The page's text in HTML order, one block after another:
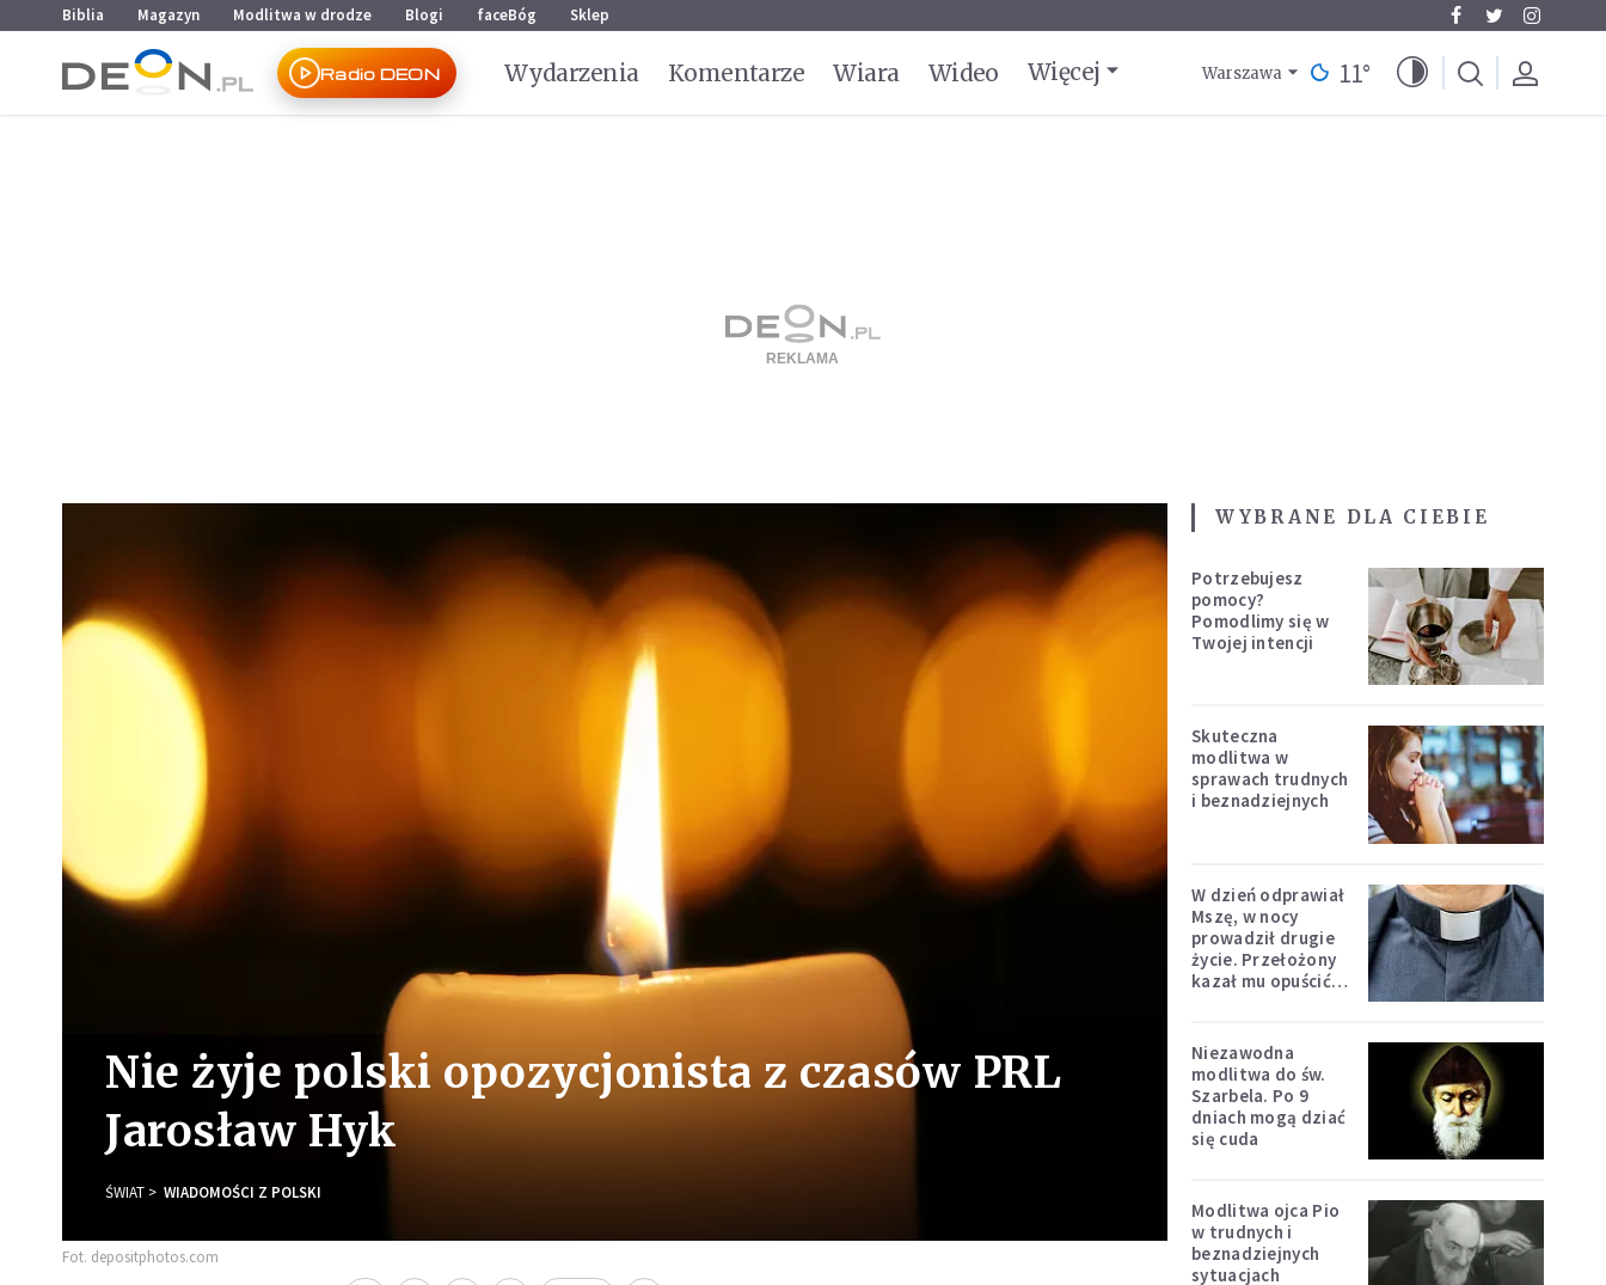
Przejdź do menu głównego
Przejdź do treści
Biblia Magazyn Modlitwa w drodze Blogi faceBóg Sklep
Radio DEON Wydarzenia Komentarze Wiara Wideo Więcej Warszawa 11°
Nie żyje polski opozycjonista z czasów PRL
Jarosław Hyk
ŚWIAT WIADOMOŚCI Z POLSKI
Fot. depositphotos.com
WYBRANE DLA CIEBIE
Potrzebujesz
pomocy?
Pomodlimy się w
Twojej intencji
Skuteczna
modlitwa w
sprawach trudnych
i beznadziejnych
W dzień odprawiał
Mszę, w nocy
prowadził drugie
życie. Przełożony
kazał mu opuścić
Niezawodna
modlitwa do św.
Szarbela. Po 9
dniach mogą dziać
się cuda
Modlitwa ojca Pio
w trudnych i
beznadziejnych
sytuacjach